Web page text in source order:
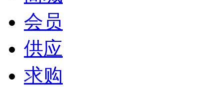
会员
供应
求购